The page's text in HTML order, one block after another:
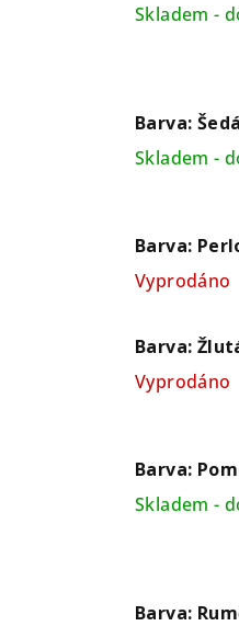
Skladem -
Barva:
Skladem -
Barva:
Vyprodáno
Barva:
Vyprodáno
Barva:
Skladem -
Barva: